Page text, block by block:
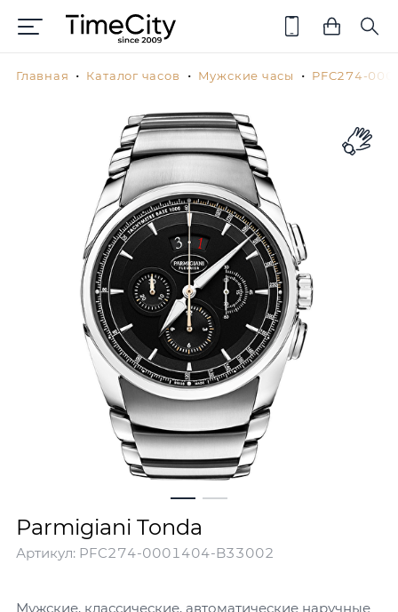
Главная Каталог часов Мужские часы PFC274-
Parmigiani Tonda
Артикул: PFC274-0001404-B33002
Мужские, классические, автоматические наручные